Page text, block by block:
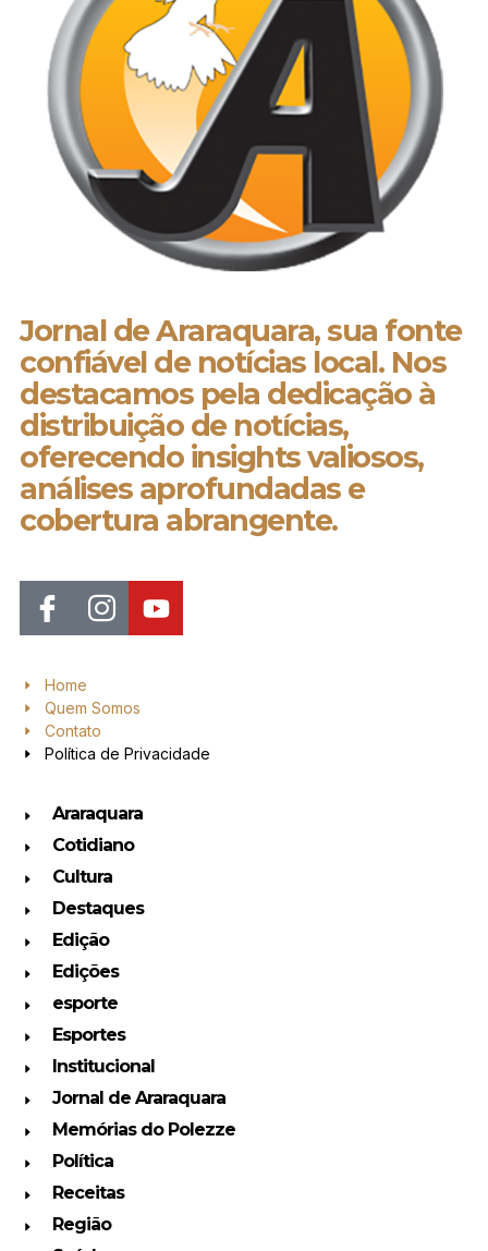
Jornal de Araraquara, sua fonte
confiável de notícias local. Nos
destacamos pela dedicação à
distribuição de notícias,
oferecendo insights valiosos,
análises aprofundadas e
cobertura abrangente.
Home
Quem Somos
Contato
Política de Privacidade
Araraquara
Cotidiano
Cultura
Destaques
Edição
Edições
esporte
Esportes
Institucional
Jornal de Araraquara
Memórias do Polezze
Política
Receitas
Região